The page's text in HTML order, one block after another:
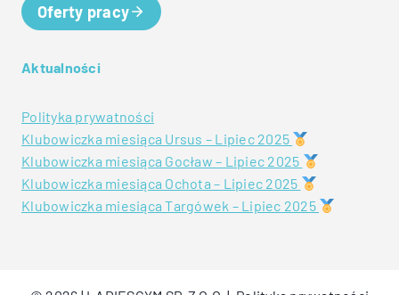
Oferty pracy
Aktualności
Polityka prywatności
Klubowiczka miesiąca Ursus – Lipiec 2025
Klubowiczka miesiąca Gocław – Lipiec 2025
Klubowiczka miesiąca Ochota – Lipiec 2025
Klubowiczka miesiąca Targówek – Lipiec 2025